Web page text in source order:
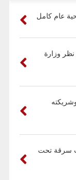
عام كامل
وزارة
سرقة تحت